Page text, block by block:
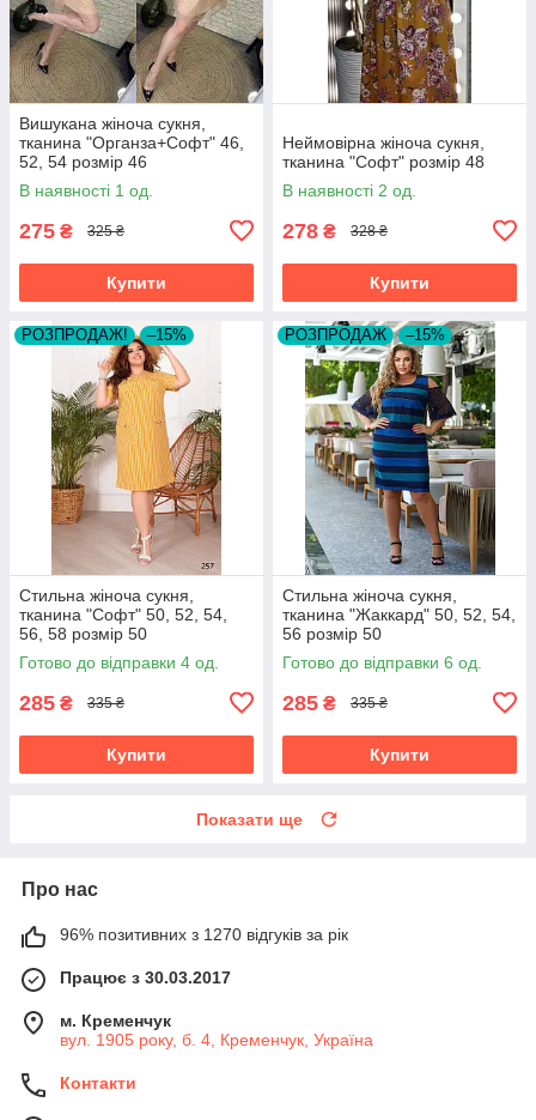
Вишукана жіноча сукня,
тканина "Органза+Софт" 46,
52, 54 розмір 46
В наявності 1 од.
275 ₴ 325 ₴
Купити
Неймовірна жіноча сукня,
тканина "Софт" розмір 48
В наявності 2 од.
278 ₴ 328 ₴
Купити
РОЗПРОДАЖ! –15%
Стильна жіноча сукня,
тканина "Софт" 50, 52, 54,
56, 58 розмір 50
Готово до відправки 4 од.
285 ₴ 335 ₴
Купити
РОЗПРОДАЖ –15%
Стильна жіноча сукня,
тканина "Жаккард" 50, 52, 54,
56 розмір 50
Готово до відправки 6 од.
285 ₴ 335 ₴
Купити
Показати ще
Про нас
96% позитивних з 1270 відгуків за рік
Працює з 30.03.2017
м. Кременчук
вул. 1905 року, б. 4, Кременчук, Україна
Контакти